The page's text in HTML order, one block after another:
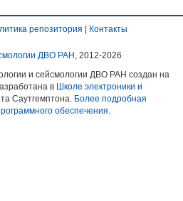
репозитория Контакты
ДВО РАН , 2012-2026
и сейсмологии ДВО РАН создан на
в Школе электроники и
Саутгемптона. Более подробная
обеспечения.